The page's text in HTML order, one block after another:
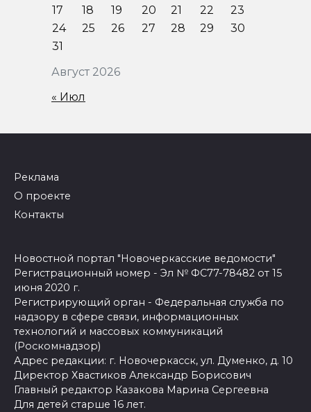
Август 2026
17
18 19 20 21 22
23
24
25 26 27 28 29
30
31
« Июл
Реклама
О проекте
Контакты
Новостной портал "Новочеркасские ведомости"
Регистрационный номер - Эл № ФС77-78482 от 15
июня 2020 г.
Регистрирующий орган - Федеральная служба по
надзору в сфере связи, информационных
технологий и массовых коммуникаций
(Роскомнадзор)
Адрес редакции: г. Новочеркасск, ул. Думенко, д. 10
Директор Хвастиков Александр Борисович
Главный редактор Казакова Марина Сергеевна
Для детей старше 16 лет.